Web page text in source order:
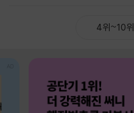
4위~10위